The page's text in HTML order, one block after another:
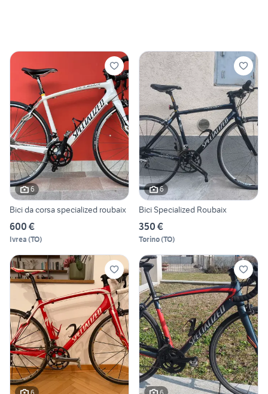
6
Bici da corsa specialized roubaix
600 €
Ivrea (TO)
6
Bici Specialized Roubaix
350 €
Torino(TO)